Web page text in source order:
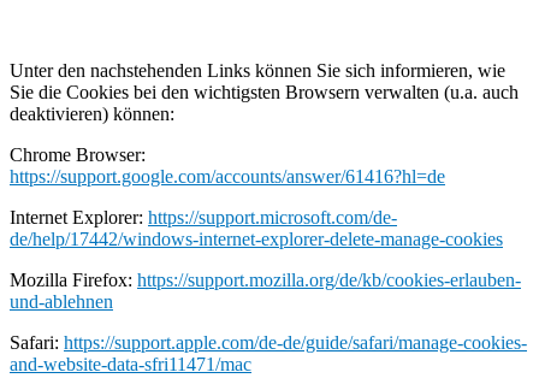
Unter den nachstehenden Links können Sie sich informieren, wie
Sie die Cookies bei den wichtigsten Browsern verwalten (u.a. auch
deaktivieren) können:
Chrome Browser:
https://support.google.com/accounts/answer/61416?hl=de
Internet Explorer: https://support.microsoft.com/de-
de/help/17442/windows-internet-explorer-delete-manage-cookies
Mozilla Firefox: https://support.mozilla.org/de/kb/cookies-erlauben-
und-ablehnen
Safari: https://support.apple.com/de-de/guide/safari/manage-cookies-
and-website-data-sfri11471/mac